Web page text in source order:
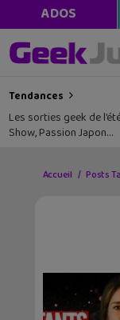
ADOS
Tendances
Les sorties geek de
Show, Passion Japon…
Accueil Posts